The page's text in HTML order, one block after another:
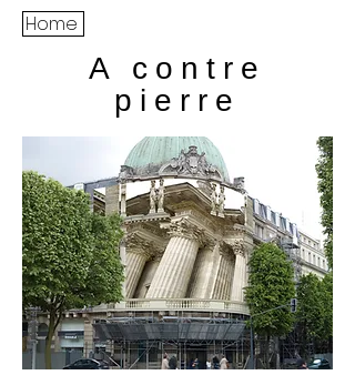
Home
A contre
pierre